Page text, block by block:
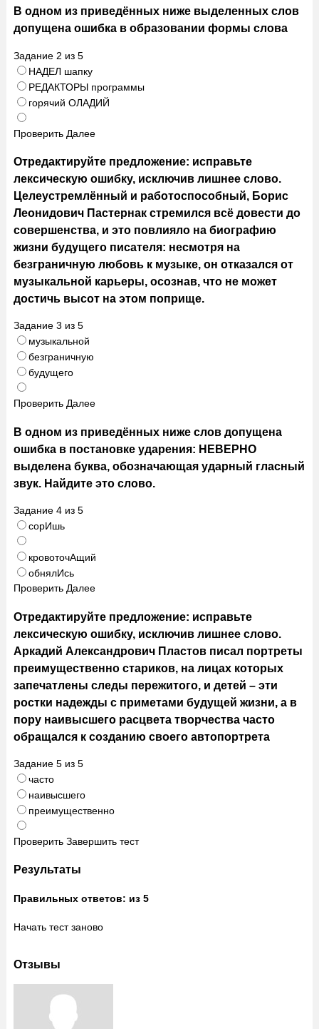
В одном из приведённых ниже выделенных слов
допущена ошибка в образовании формы слова
Задание 2 из 5
НАДЕЛ шапку
РЕДАКТОРЫ программы
горячий ОЛАДИЙ
Проверить Далее
Отредактируйте предложение: исправьте
лексическую ошибку, исключив лишнее слово.
Целеустремлённый и работоспособный, Борис
Леонидович Пастернак стремился всё довести до
совершенства, и это повлияло на биографию
жизни будущего писателя: несмотря на
безграничную любовь к музыке, он отказался от
музыкальной карьеры, осознав, что не может
достичь высот на этом поприще.
Задание 3 из 5
музыкальной
безграничную
будущего
Проверить Далее
В одном из приведённых ниже слов допущена
ошибка в постановке ударения: НЕВЕРНО
выделена буква, обозначающая ударный гласный
звук. Найдите это слово.
Задание 4из 5
сорИшь
кровоточАщий
обнялИсь
Проверить Далее
Отредактируйте предложение: исправьте
лексическую ошибку, исключив лишнее слово.
Аркадий Александрович Пластов писал портреты
преимущественно стариков, на лицах которых
запечатлены следы пережитого, и детей – эти
ростки надежды с приметами будущей жизни, а в
пору наивысшего расцвета творчества часто
обращался к созданию своего автопортрета
Задание 5из 5
часто
наивысшего
преимущественно
Проверить Завершить тест
Результаты
Правильных ответов: из 5
Начать тест заново
Отзывы